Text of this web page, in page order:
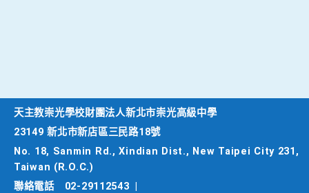
天主教崇光學校財團法人新北市崇光高級中學
23149 新北市新店區三民路18號
No. 18, Sanmin Rd., Xindian Dist., New Taipei City 231,
Taiwan (R.O.C.)
聯絡電話
02-29112543